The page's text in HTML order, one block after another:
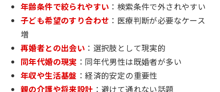
年齢条件で絞られやすい ：検索条件で外されやすい
子ども希望のすり合わせ ：医療判断が必要なケース
増
再婚者との出会い ：選択肢として現実的
同年代婚の現実 ：同年代男性は既婚者が多い
年収や生活基盤 ：経済的安定の重要性
親の介護や将来設計 ：避けて通れない話題